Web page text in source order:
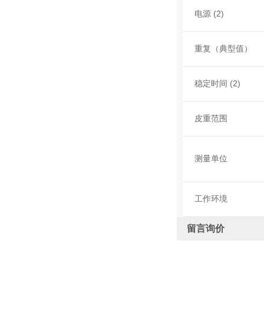
电源 (2)
重复（典型值）
稳定时间 (2)
皮重范围
测量单位
工作环境
留言询价